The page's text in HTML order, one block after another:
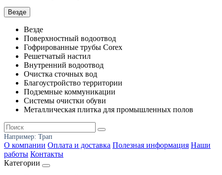
Везде
Везде
Поверхностный водоотвод
Гофрированные трубы Corex
Решетчатый настил
Внутренний водоотвод
Очистка сточных вод
Благоустройство территории
Подземные коммуникации
Системы очистки обуви
Металлическая плитка для промышленных полов
Например: Трап
О компании Оплата и доставка Полезная информация Наши
работы Контакты
Категории